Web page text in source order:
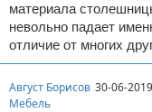
материала
невольно падает
отличие от многих
Август Борисов 30-06-
Мебель